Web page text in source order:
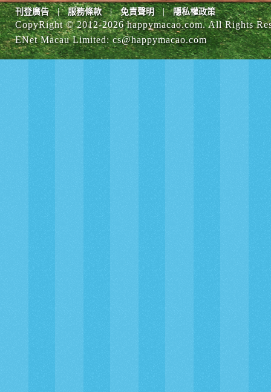
刊登廣告 | 服務條款 | 免責聲明 | 隱私權政策
CopyRight © 2012-2026 happymacao.com. All Rights
ENet Macau Limited:cs@happymacao.com